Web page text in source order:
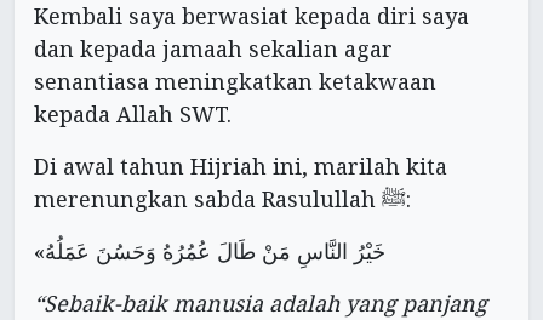
Kembali saya berwasiat kepada diri saya
dan kepada jamaah sekalian agar
senantiasa meningkatkan ketakwaan
kepada Allah SWT.
Di awal tahun Hijriah ini, marilah kita
merenungkan sabda Rasulullah ﷺ:
«خَيْرُ النَّاسِ مَنْ طَالَ عُمُرُهُ وَحَسُنَ عَمَلُهُ
“Sebaik-baik manusia adalah yang panjang